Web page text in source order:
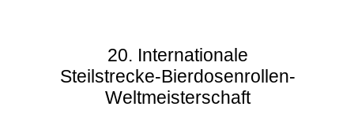
20. Internationale
Steilstrecke-Bierdosenrollen-
Weltmeisterschaft